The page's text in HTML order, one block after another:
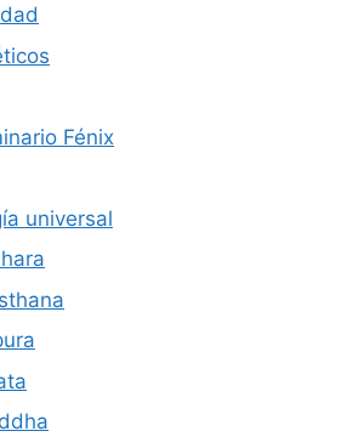
Fénix
universal